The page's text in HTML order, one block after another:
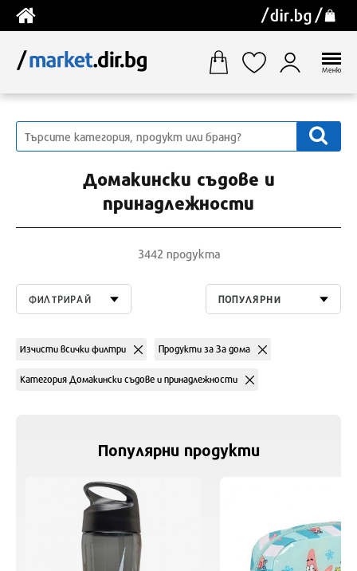
Меню
Домакински съдове и
принадлежности
3442 продукта
ФИЛТРИРАЙ ПОПУЛЯРНИ
Изчисти всички филтри Продукти за За дома
Категория Домакински съдове и принадлежности
Популярни продукти